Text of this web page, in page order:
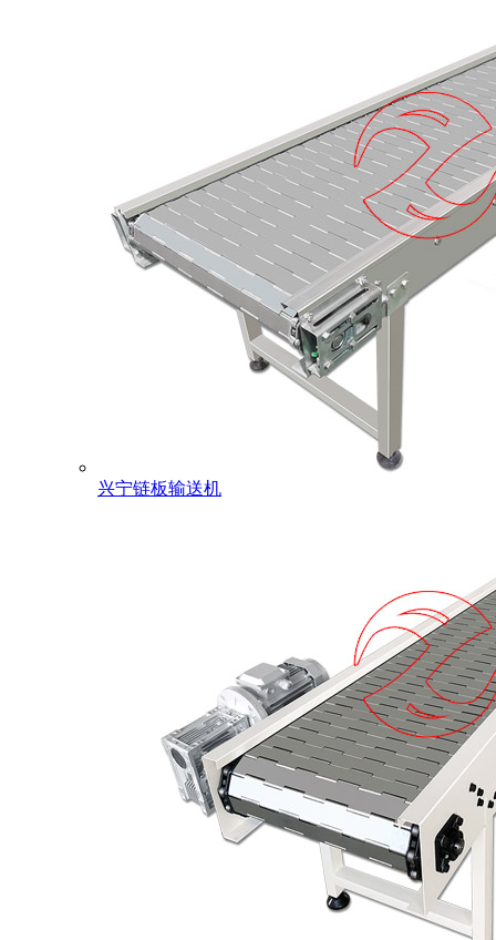
兴宁链板输送机